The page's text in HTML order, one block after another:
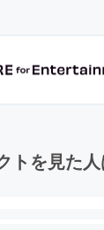
トを見た